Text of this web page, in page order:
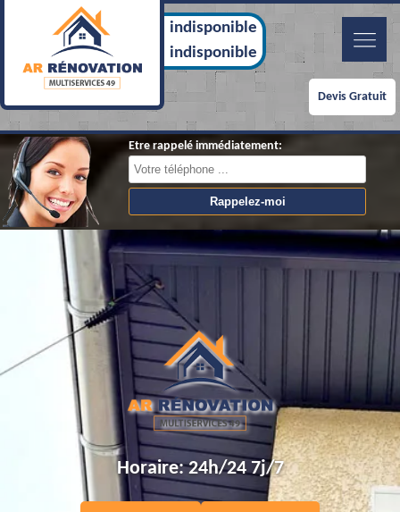
indisponible
indisponible
Devis Gratuit
Etre rappelé immédiatement:
Horaire: 24h/24 7j/7